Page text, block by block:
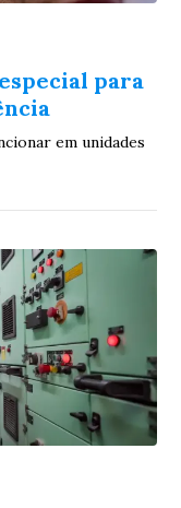
para
em unidades